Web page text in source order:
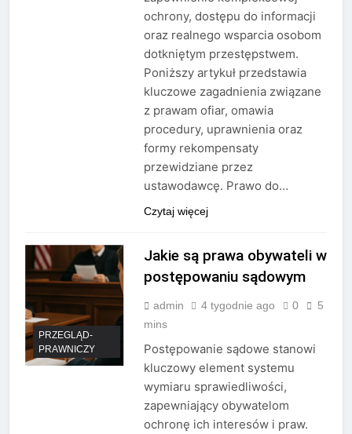
ochrony, dostępu do informacji
oraz realnego wsparcia osobom
dotkniętym przestępstwem.
Poniższy artykuł przedstawia
kluczowe zagadnienia związane
z prawam ofiar, omawia
procedury, uprawnienia oraz
formy rekompensaty
przewidziane przez
ustawodawcę. Prawo do…
Czytaj więcej
PRZEGLĄD-
PRAWNICZY
Jakie są prawa obywateli w
postępowaniu sądowym
admin 4 tygodnie ago 0
5
mins
Postępowanie sądowe stanowi
kluczowy element systemu
wymiaru sprawiedliwości,
zapewniający obywatelom
ochronę ich interesów i praw.